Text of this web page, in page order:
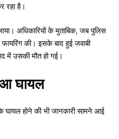
रहा है।
अधिकारियों के मुताबिक, जब पुलिस
की। इसके बाद हुई जवाबी
में उसकी मौत हो गई।
घायल
घायल होने की भी जानकारी सामने आई